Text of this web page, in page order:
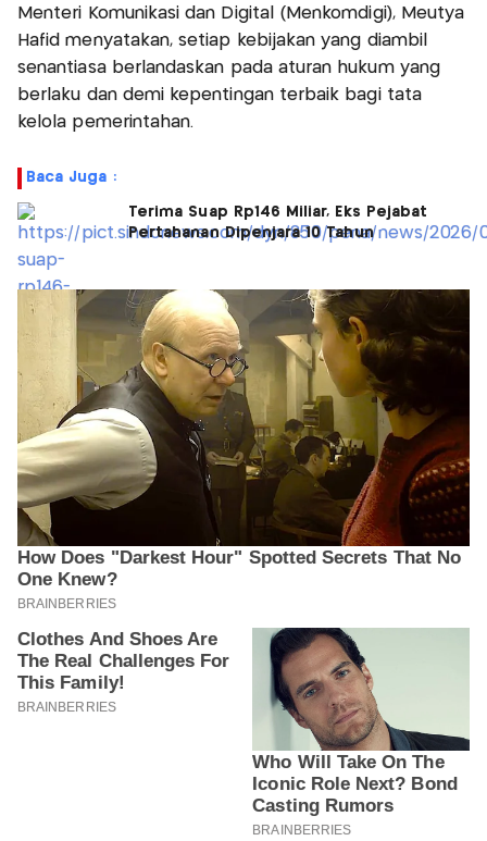
Menteri Komunikasi dan Digital (Menkomdigi), Meutya
Hafid menyatakan, setiap kebijakan yang diambil
senantiasa berlandaskan pada aturan hukum yang
berlaku dan demi kepentingan terbaik bagi tata
kelola pemerintahan.
Baca Juga :
Terima Suap Rp146 Miliar, Eks Pejabat
Pertahanan Dipenjara 10 Tahun